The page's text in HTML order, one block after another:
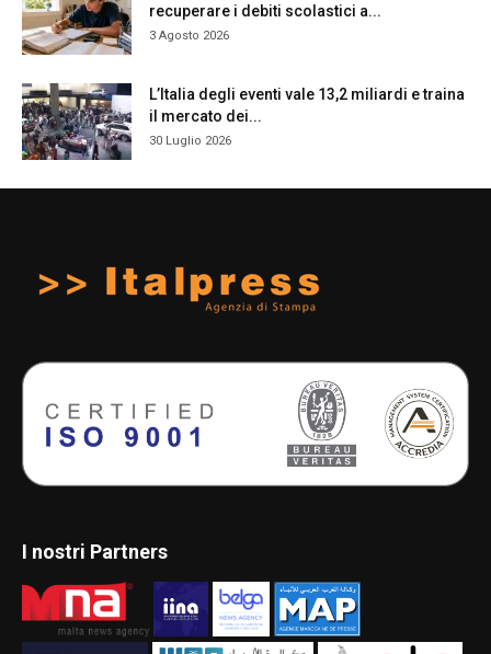
recuperare i debiti scolastici a...
3 Agosto 2026
L’Italia degli eventi vale 13,2 miliardi e traina
il mercato dei...
30 Luglio 2026
I nostri Partners